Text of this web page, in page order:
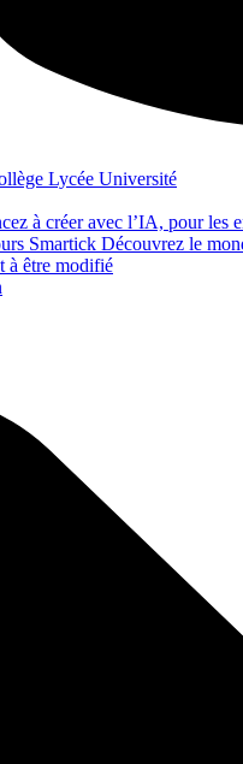
Lycée Université
à créer avec l’IA, pour les
Smartick Découvrez le
à être modifié